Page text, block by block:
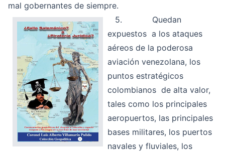
mal gobernantes de siempre.
5. Quedan
expuestos a los ataques
aéreos de la poderosa
aviación venezolana, los
puntos estratégicos
colombianos de alta valor,
tales como los principales
aeropuertos, las principales
bases militares, los puertos
navales y fluviales, los